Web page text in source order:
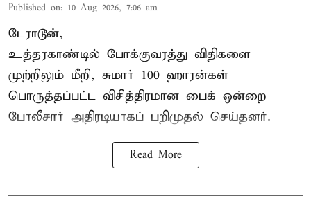
Published on: 10 Aug 2026, 7:06 am
டேராடூன்,
உத்தரகாண்டில் போக்குவரத்து விதிகளை
முற்றிலும் மீறி, சுமார் 100 ஹாரன்கள்
பொருத்தப்பட்ட விசித்திரமான பைக் ஒன்றை
போலீசார் அதிரடியாகப் பறிமுதல் செய்தனர்.
Read More